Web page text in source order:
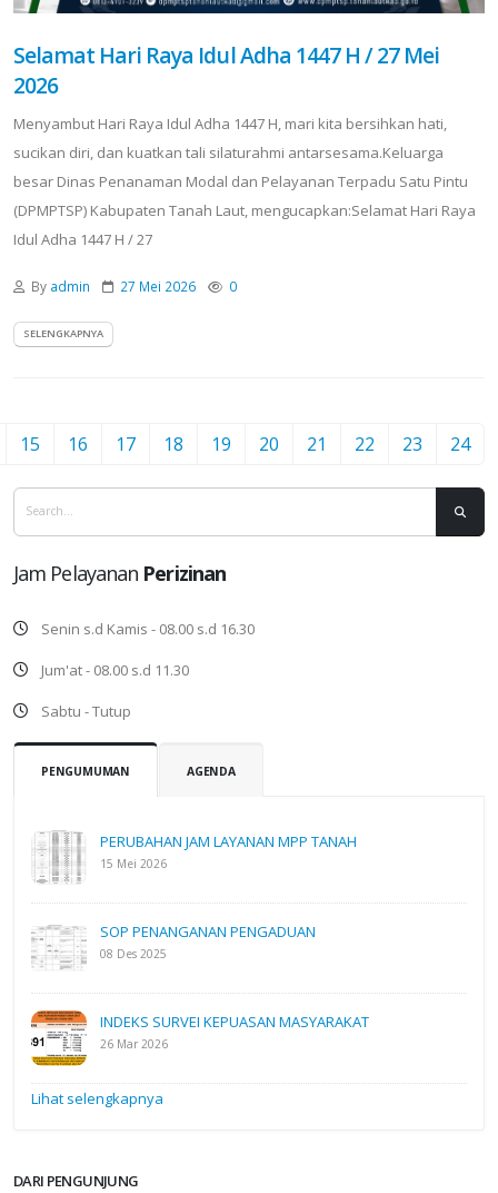
Selamat Hari Raya Idul Adha 1447 H / 27 Mei
2026
Menyambut Hari Raya Idul Adha 1447 H, mari kita bersihkan hati,
sucikan diri, dan kuatkan tali silaturahmi antarsesama.Keluarga
besar Dinas Penanaman Modal dan Pelayanan Terpadu Satu Pintu
(DPMPTSP) Kabupaten Tanah Laut, mengucapkan:Selamat Hari Raya
Idul Adha 1447 H / 27
By admin 27 Mei 2026 0
SELENGKAPNYA
15 16 17 18 19 20 21 22 23 24
Jam Pelayanan Perizinan
Senin s.d Kamis - 08.00 s.d 16.30
Jum'at - 08.00 s.d 11.30
Sabtu - Tutup
PENGUMUMAN AGENDA
PERUBAHAN JAM LAYANAN MPP TANAH
15 Mei 2026
SOP PENANGANAN PENGADUAN
08 Des 2025
INDEKS SURVEI KEPUASAN MASYARAKAT
26 Mar 2026
Lihat selengkapnya
DARI PENGUNJUNG